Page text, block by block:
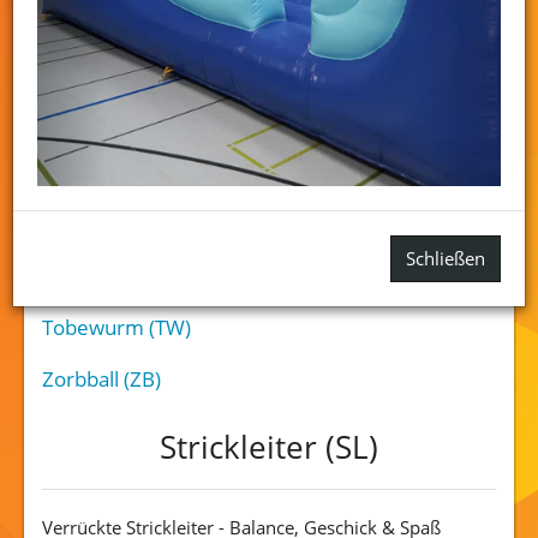
Strickleiter (SL)
Verrückte Strickleiter - Balance, Geschick & Spaß
Schließen
Soccer-Court (SC)
Soccer-Darts (SD)
Spacetrainer (ST)
Sportmobil (SM)
Tobewurm (TW)
Zorbball (ZB)